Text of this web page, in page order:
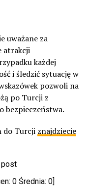
uważane za
atrakcji
każdej
i śledzić sytuację w
pozwoli na
po Turcji z
bezpieczeństwa.
do Turcji znajdziecie
post
0 Średnia:0